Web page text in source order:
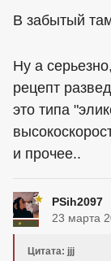
В забытый
Ну а
рецепт
это типа
и прочее..
PSih2097
23 марта
Цитата: jjj